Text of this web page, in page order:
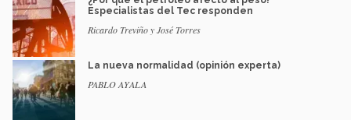
Especialistas del Tec responden
Ricardo Treviño y José Torres
La nueva normalidad (opinión experta)
PABLO AYALA